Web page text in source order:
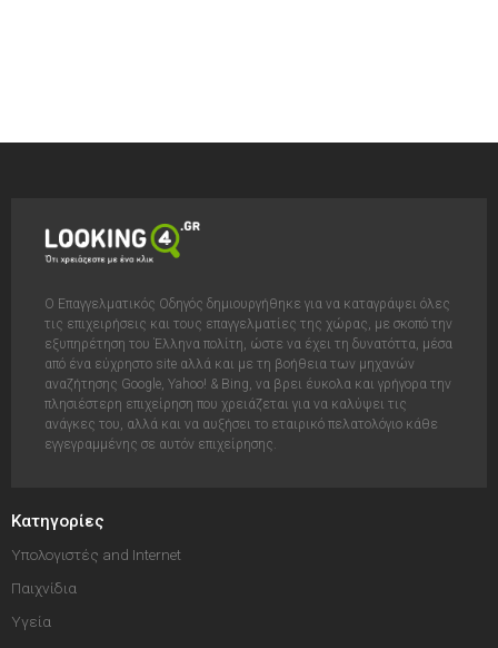
Ο Επαγγελματικός Οδηγός δημιουργήθηκε για να καταγράψει όλες
τις επιχειρήσεις και τους επαγγελματίες της χώρας, με σκοπό την
εξυπηρέτηση του Έλληνα πολίτη, ώστε να έχει τη δυνατόττα, μέσα
από ένα εύχρηστο site αλλά και με τη βοήθεια των μηχανών
αναζήτησης Google, Yahoo! & Bing, να βρει έυκολα και γρήγορα την
πλησιέστερη επιχείρηση που χρειάζεται για να καλύψει τις
ανάγκες του, αλλά και να αυξήσει το εταιρικό πελατολόγιο κάθε
εγγεγραμμένης σε αυτόν επιχείρησης.
Κατηγορίες
Υπολογιστές and Internet
Παιχνίδια
Υγεία